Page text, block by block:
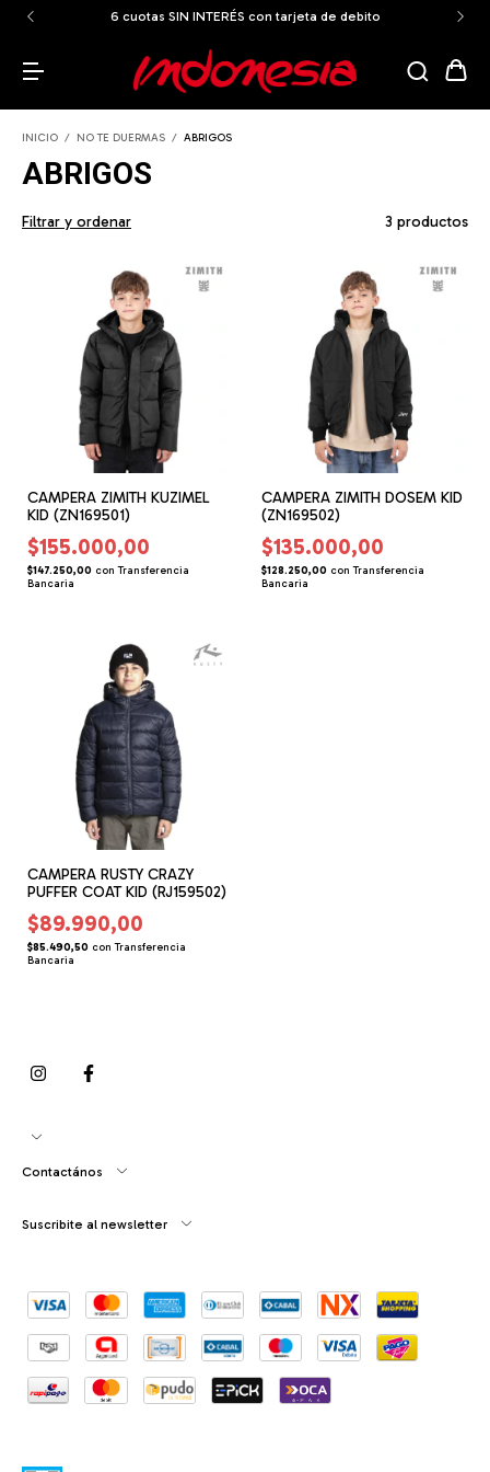
6 cuotas SIN INTERÉS con tarjeta de debito
INICIO / NO TE DUERMAS / ABRIGOS
ABRIGOS
Filtrar y ordenar 3 productos
CAMPERA ZIMITH KUZIMEL
KID (ZN169501)
$155.000,00
$147.250,00 con Transferencia
Bancaria
CAMPERA ZIMITH DOSEM KID
(ZN169502)
$135.000,00
$128.250,00 con Transferencia
Bancaria
CAMPERA RUSTY CRAZY
PUFFER COAT KID (RJ159502)
$89.990,00
$85.490,50 con Transferencia
Bancaria
Contactános
Suscribite al newsletter